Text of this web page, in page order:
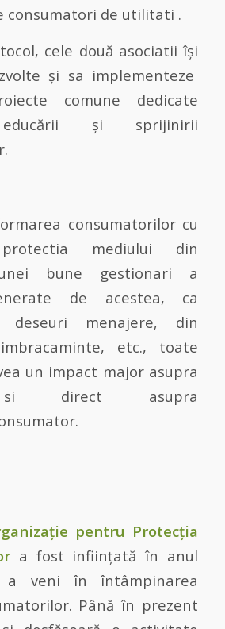
consumatori de utilitati .
cele două asociatii își
și sa implementeze
comune dedicate
și sprijinirii
consumatorilor cu
mediului din
bune gestionari a
de acestea, ca
deseuri menajere, din
etc., toate
un impact major asupra
si direct asupra
pentru Protecția
a fost inființată în anul
a veni în întâmpinarea
Până în prezent